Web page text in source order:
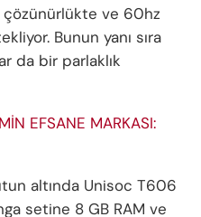
çözünürlükte ve 60hz
Bunun yanı sıra
da bir parlaklık
EFSANE MARKASI:
altında Unisoc T606
setine 8 GB RAM ve